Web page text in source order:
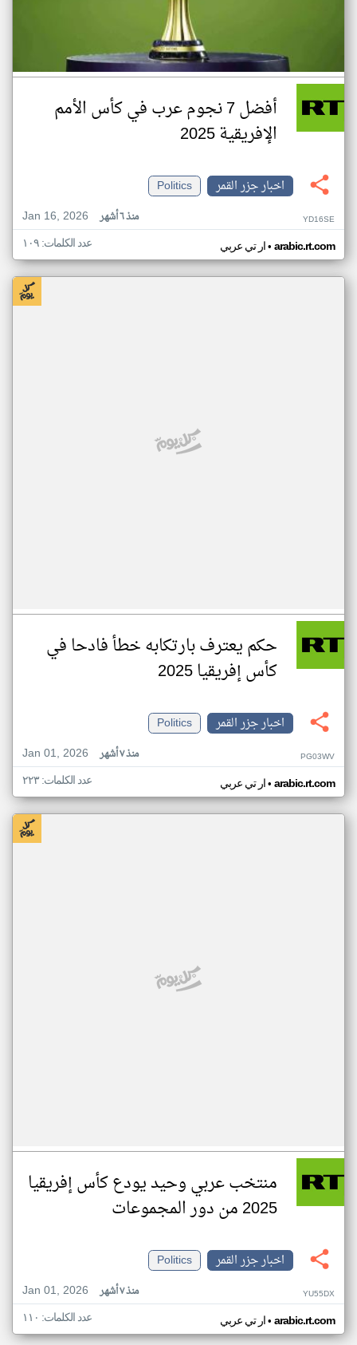
أفضل 7 نجوم عرب في كأس الأمم
الإفريقية 2025
اخبار جزر القمر
Politics
Jan 16, 2026
منذ ٦ أشهر YD16SE
ار تي عربي• arabic.rt.com عدد الكلمات: ١٠٩
حكم يعترف بارتكابه خطأ فادحا في
كأس إفريقيا 2025
اخبار جزر القمر
Politics
Jan 01, 2026
منذ ٧ أشهر PG03WV
ار تي عربي• arabic.rt.com عدد الكلمات: ٢٢٣
منتخب عربي وحيد يودع كأس إفريقيا
2025 من دور المجموعات
اخبار جزر القمر
Politics
Jan 01, 2026
منذ ٧ أشهر YU55DX
ار تي عربي• arabic.rt.com عدد الكلمات: ١١٠